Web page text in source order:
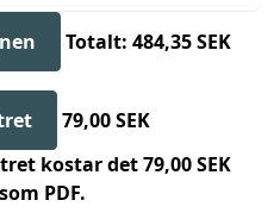
Totalt: 484,35 SEK
79,00 SEK
kostar det 79,00 SEK
PDF.